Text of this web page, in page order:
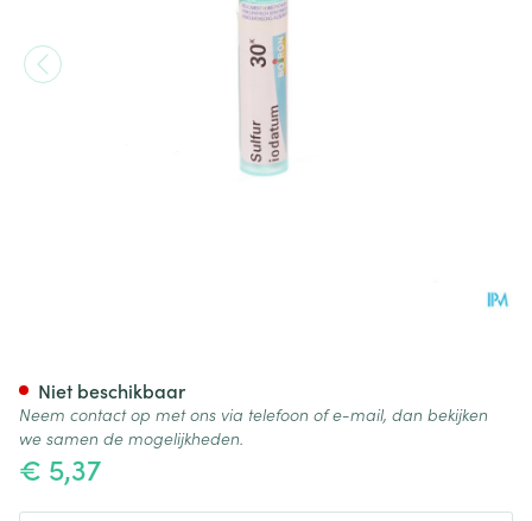
€ 5,37
Niet beschikbaar
Neem contact op met ons via telefoon of e-mail, dan bekijken
we samen de mogelijkheden.